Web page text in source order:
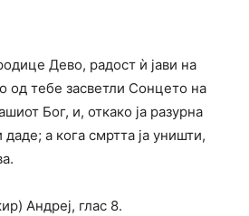
Дево, радост ѝ јави на
од тебе засветли Сонцето на
Бог, и, откако ја разурна
даде; а кога смртта ја уништи,
Андреј, глас 8.